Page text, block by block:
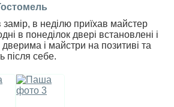
в неділю приїхав майстер
в понеділок двері встановлені і
і майстри на позитиві та
після себе.